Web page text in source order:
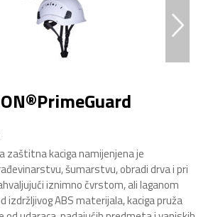
zaštitna kaciga namijenjena je
šumarstvu, obradi drva i pri
iznimno čvrstom, ali laganom
izdržljivog ABS materijala, kaciga pruža